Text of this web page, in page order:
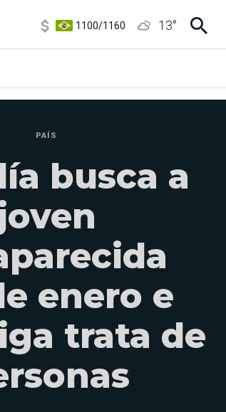
3,8/4
6850/7200
13°
PAÍS
busca a
enero e
trata de